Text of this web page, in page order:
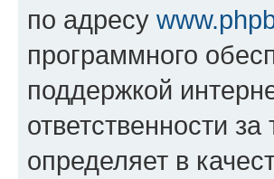
по адресу
программного
поддержкой
ответственности
определяет в